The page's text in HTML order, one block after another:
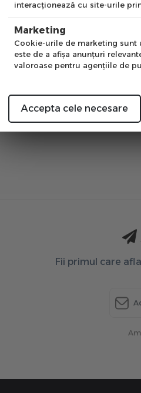
CX
Fii primul care
interacţionează cu site-urile
Marketing
Cookie-urile de marketing
este de a afişa anunţuri
valoroase pentru agenţiile de
Accepta cele necesare
Mă